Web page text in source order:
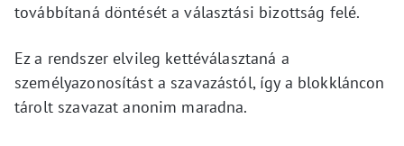
továbbítaná döntését a választási bizottság felé.
Ez a rendszer elvileg kettéválasztaná a
személyazonosítást a szavazástól, így a blokkláncon
tárolt szavazat anonim maradna.